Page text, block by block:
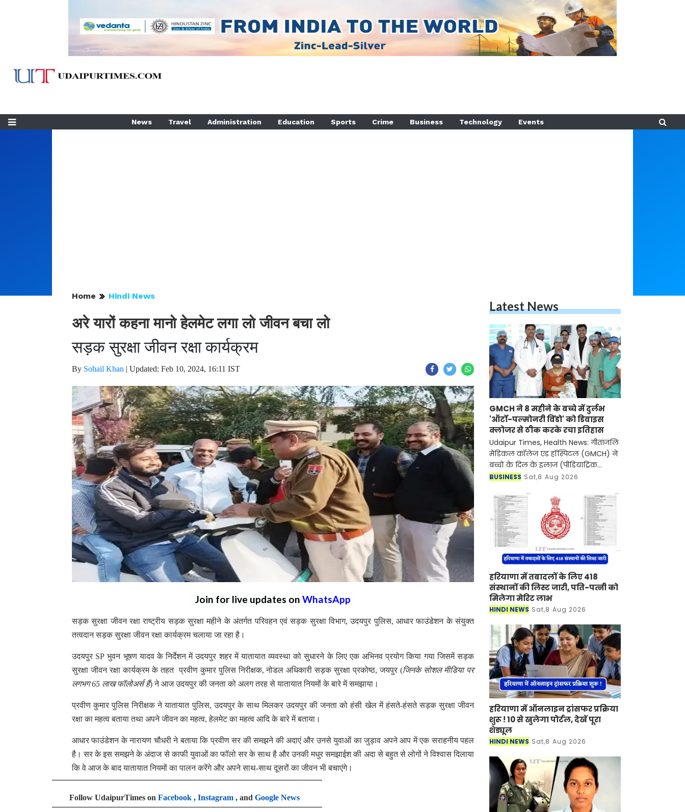
News Travel Administration Education Sports Crime Business Technology Events
Home Hindi News
अरे यारों कहना मानो हेलमेट लगा लो जीवन बचा लो
सड़क सुरक्षा जीवन रक्षा कार्यक्रम
By Sohail Khan | Updated: Feb 10, 2024, 16:11 IST
Join for live updates on WhatsApp
सड़क सुरक्षा जीवन रक्षा राष्ट्रीय सड़क सुरक्षा महीने के अंतर्गत परिवहन एवं सड़क सुरक्षा विभाग, उदयपुर पुलिस, आधार फाउंडेशन के संयुक्त
तत्वदान सड़क सुरक्षा जीवन रक्षा कार्यक्रम चलाया जा रहा है।
उदयपुर SP भुवन भूषण यादव के निर्देशन में उदयपुर शहर में यातायात व्यवस्था को सुधारने के लिए एक अभिनव प्रयोग किया गया जिसमें सड़क
सुरक्षा जीवन रक्षा कार्यक्रम के तहत प्रवीण कुमार पुलिस निरीक्षक, नोडल अधिकारी सड़क सुरक्षा प्रकोष्ठ, जयपुर (जिनके सोशल मीडिया पर
लगभग 65 लाख फॉलोअर्स हैं) ने आज उदयपुर की जनता को अलग तरह से यातायात नियमों के बारे में समझाया।
प्रवीण कुमार पुलिस निरीक्षक ने यातायात पुलिस, उदयपुर के साथ मिलकर उदयपुर की जनता को हंसी खेल में हंसते-हंसते सड़क सुरक्षा जीवन
रक्षा का महत्व बताया तथा अपने जीवन का महत्व, हेलमेट का महत्व आदि के बारे में बताया।
आधार फाउंडेशन के नारायण चौधरी ने बताया कि प्रवीण सर की समझने की अदाएं और उनसे युवाओं का जुड़ाव अपने आप में एक सराहनीय पहल
है। सर के इस समझने के अंदाज से काफी युवाओं का फॉलो सर के साथ है और उनकी मधुर समझाईश की अदा से बहुत से लोगों ने विश्वास दिलाया
कि वे आज के बाद यातायात नियमों का पालन करेंगे और अपने साथ-साथ दूसरों का जीवन भी बचाएंगे।
Follow UdaipurTimes on Facebook , Instagram , and Google News
Latest News
GMCH ने 8 महीने के बच्चे में दुर्लभ
'ऑर्टो-पल्मोनरी विंडो' को डिवाइस
क्लोजर से ठीक करके रचा इतिहास
Udaipur Times, Health News: गीतांजलि
मेडिकल कॉलेज एंड हॉस्पिटल (GMCH) ने
बच्चों के दिल के इलाज (पीडियाट्रिक
कार्डियक केयर) के क्षेत्र में एक बड़ी उपलब्धि
बार
BUSINESS Sat,8 Aug 2026
हरियाणा में तबादलों के लिए 418
संस्थानों की लिस्ट जारी, पति-पत्नी को
मिलेगा मेरिट लाभ
HINDI NEWS Sat,8 Aug 2026
हरियाणा में ऑनलाइन ट्रांसफर प्रक्रिया
शुरू ! 10 से खुलेगा पोर्टल, देखें पूरा
शेड्यूल
HINDI NEWS Sat,8 Aug 2026